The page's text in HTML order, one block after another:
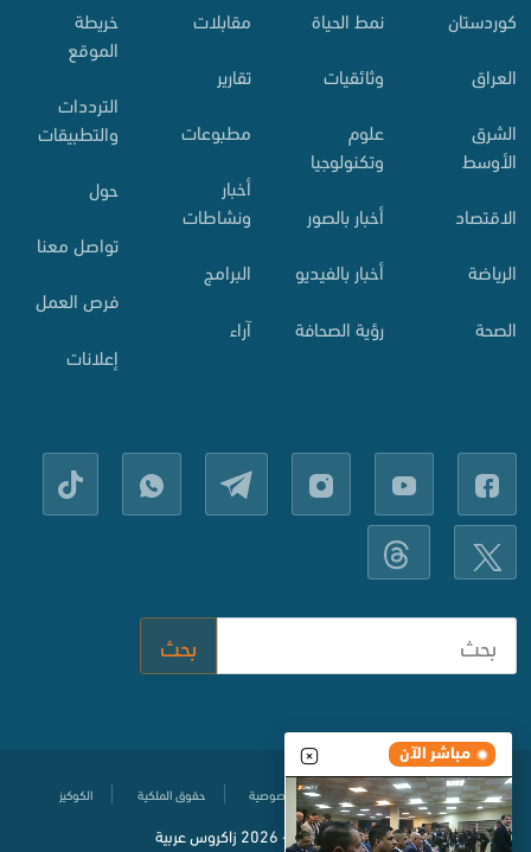
مباشر الآن
کوردستان
العراق
الشرق
الأوسط
الاقتصاد
الرياضة
الصحة
نمط الحياة
وثائقيات
علوم
وتكنولوجيا
أخبار بالصور
أخبار بالفيديو
رؤية الصحافة
مقابلات
تقارير
مطبوعات
أخبار
ونشاطات
البرامج
آراء
خريطة
الموقع
الترددات
والتطبيقات
حول
تواصل معنا
فرص العمل
إعلانات
بحث
مركز المساعدة سياسة حماية الخصوصية حقوق الملكية الكوكيز
© جميع الحقوق محفوظة2020- 2026 زاكروس عربية